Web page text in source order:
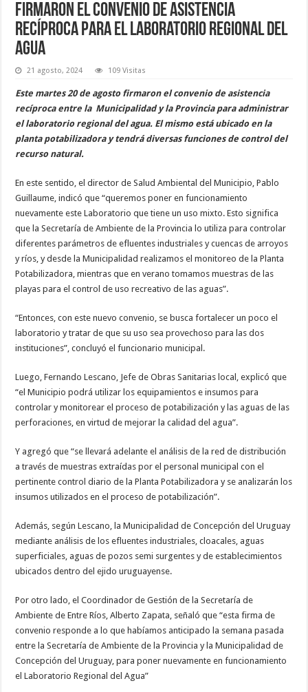
Firmaron el convenio de asistencia
recíproca para el laboratorio regional del
agua
21 agosto, 2024 109 Visitas
Este martes 20 de agosto firmaron el convenio de asistencia
recíproca entre la Municipalidad y la Provincia para administrar
el laboratorio regional del agua. El mismo está ubicado en la
planta potabilizadora y tendrá diversas funciones de control del
recurso natural.
En este sentido, el director de Salud Ambiental del Municipio, Pablo
Guillaume, indicó que “queremos poner en funcionamiento
nuevamente este Laboratorio que tiene un uso mixto. Esto significa
que la Secretaría de Ambiente de la Provincia lo utiliza para controlar
diferentes parámetros de efluentes industriales y cuencas de arroyos
y ríos, y desde la Municipalidad realizamos el monitoreo de la Planta
Potabilizadora, mientras que en verano tomamos muestras de las
playas para el control de uso recreativo de las aguas”.
“Entonces, con este nuevo convenio, se busca fortalecer un poco el
laboratorio y tratar de que su uso sea provechoso para las dos
instituciones”, concluyó el funcionario municipal.
Luego, Fernando Lescano, Jefe de Obras Sanitarias local, explicó que
“el Municipio podrá utilizar los equipamientos e insumos para
controlar y monitorear el proceso de potabilización y las aguas de las
perforaciones, en virtud de mejorar la calidad del agua”.
Y agregó que “se llevará adelante el análisis de la red de distribución
a través de muestras extraídas por el personal municipal con el
pertinente control diario de la Planta Potabilizadora y se analizarán los
insumos utilizados en el proceso de potabilización”.
Además, según Lescano, la Municipalidad de Concepción del Uruguay
mediante análisis de los efluentes industriales, cloacales, aguas
superficiales, aguas de pozos semi surgentes y de establecimientos
ubicados dentro del ejido uruguayense.
Por otro lado, el Coordinador de Gestión de la Secretaría de
Ambiente de Entre Ríos, Alberto Zapata, señaló que “esta firma de
convenio responde a lo que habíamos anticipado la semana pasada
entre la Secretaría de Ambiente de la Provincia y la Municipalidad de
Concepción del Uruguay, para poner nuevamente en funcionamiento
el Laboratorio Regional del Agua”